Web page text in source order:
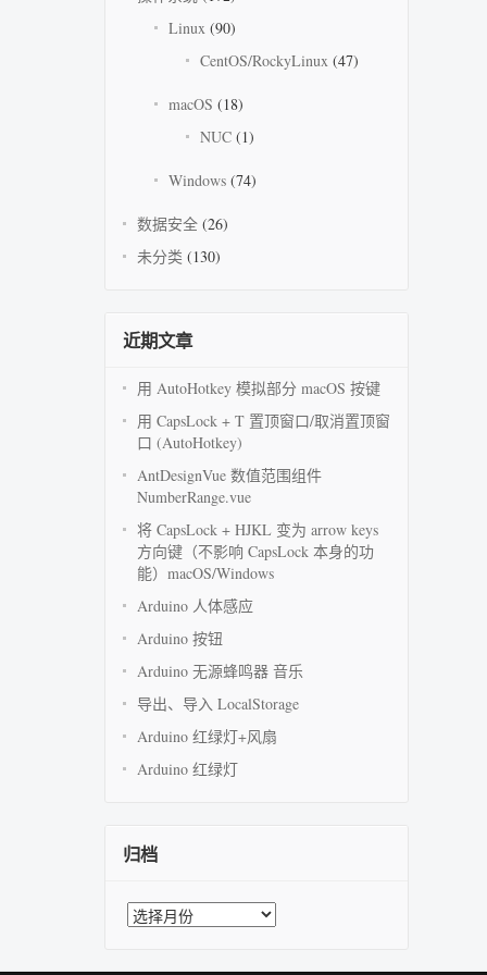
Linux (90)
CentOS/RockyLinux (47)
macOS (18)
NUC (1)
Windows (74)
数据安全 (26)
未分类 (130)
近期文章
用 AutoHotkey 模拟部分 macOS 按键
用 CapsLock + T 置顶窗口/取消置顶窗
口 (AutoHotkey)
AntDesignVue 数值范围组件
NumberRange.vue
将 CapsLock + HJKL 变为 arrow keys
方向键（不影响 CapsLock 本身的功
能）macOS/Windows
Arduino 人体感应
Arduino 按钮
Arduino 无源蜂鸣器 音乐
导出、导入 LocalStorage
Arduino 红绿灯+风扇
Arduino 红绿灯
归档
归
档